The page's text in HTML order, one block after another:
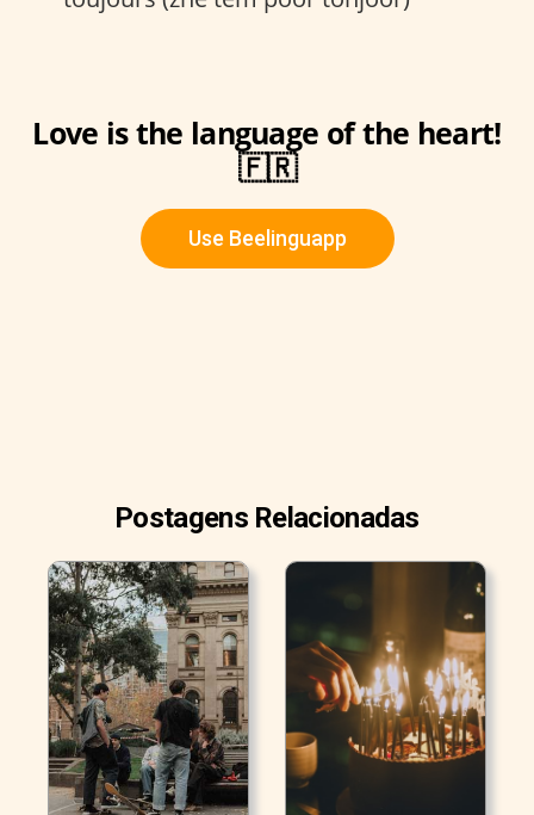
Love is the language of the heart!
🇫🇷
Use Beelinguapp
Postagens Relacionadas